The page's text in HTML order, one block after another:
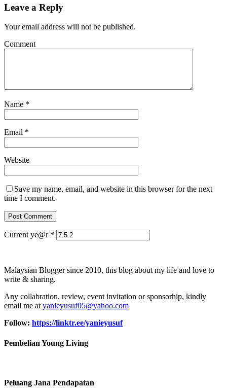
Leave a Reply
Your email address will not be published.
Comment
Name *
Email *
Website
Save my name, email, and website in this browser for the next
time I comment.
Current ye@r *
Malaysian Blogger since 2010, this blog about my life and love to
write & sharing.
Any collabration, review, event invitation or sponsorhip, kindly
email me at yanieyusuf05@yahoo.com
Follow: https://linktr.ee/yanieyusuf
Pembelian Young Living
Peluang Jana Pendapatan